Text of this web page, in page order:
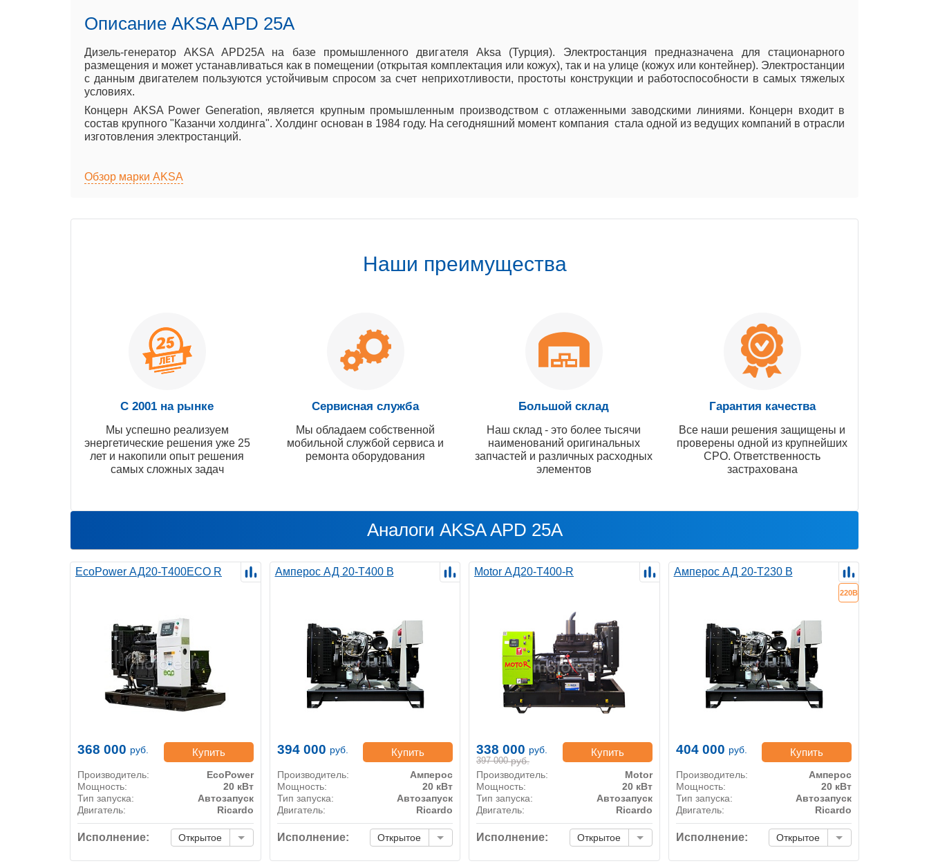
Описание AKSA APD 25A
Дизель-генератор AKSA APD25A на базе промышленного двигателя Aksa (Турция). Электростанция предназначена для стационарного
размещения и может устанавливаться как в помещении (открытая комплектация или кожух), так и на улице (кожух или контейнер). Электростанции
с данным двигателем пользуются устойчивым спросом за счет неприхотливости, простоты конструкции и работоспособности в самых тяжелых
условиях.
Концерн AKSA Power Generation, является крупным промышленным производством с отлаженными заводскими линиями. Концерн входит в
состав крупного "Казанчи холдинга". Холдинг основан в 1984 году. На сегодняшний момент компания стала одной из ведущих компаний в отрасли
изготовления электростанций.
Обзор марки AKSA
Наши преимущества
С 2001 на рынке
Мы успешно реализуем
энергетические решения уже 25
лет и накопили опыт решения
самых сложных задач
Сервисная служба
Мы обладаем собственной
мобильной службой сервиса и
ремонта оборудования
Большой склад
Наш склад - это более тысячи
наименований оригинальных
запчастей и различных расходных
элементов
Гарантия качества
Все наши решения защищены и
проверены одной из крупнейших
СРО. Ответственность
застрахована
Аналоги AKSA APD 25A
EcoPower АД20-T400ECO R
368 000 руб. Купить
Производитель:
EcoPower
Мощность:
20 кВт
Тип запуска:
Автозапуск
Двигатель:
Ricardo
Исполнение: Открытое
Амперос АД 20-Т400 B
394 000 руб. Купить
Производитель:
Амперос
Мощность:
20 кВт
Тип запуска:
Автозапуск
Двигатель:
Ricardo
Исполнение: Открытое
Motor АД20-Т400-R
397 000 руб.
338 000 руб. Купить
Производитель:
Motor
Мощность:
20 кВт
Тип запуска:
Автозапуск
Двигатель:
Ricardo
Исполнение: Открытое
Амперос АД 20-Т230 B
220В
404 000 руб. Купить
Производитель:
Амперос
Мощность:
20 кВт
Тип запуска:
Автозапуск
Двигатель:
Ricardo
Исполнение: Открытое